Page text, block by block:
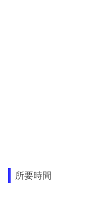
所要時間